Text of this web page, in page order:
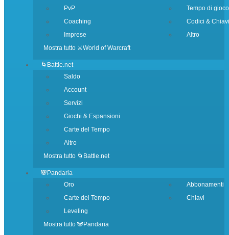
PvP
Coaching
Imprese
Tempo di gioco
Codici & Chiavi
Altro
Mostra tutto ⚔️World of Warcraft
🌀Battle.net
Saldo
Account
Servizi
Giochi & Espansioni
Carte del Tempo
Altro
Mostra tutto 🌀Battle.net
🐼Pandaria
Oro
Carte del Tempo
Leveling
Abbonamenti
Chiavi
Mostra tutto 🐼Pandaria